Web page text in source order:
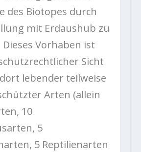
des Biotopes durch
mit Erdaushub zu
Vorhaben ist
Sicht
lebender teilweise
Arten (allein
10
5
5 Reptilienarten